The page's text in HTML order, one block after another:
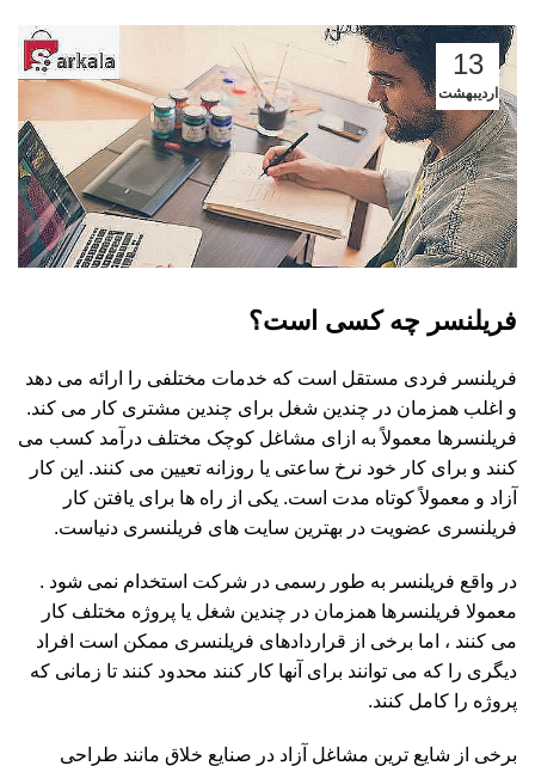
13
اردیبهشت
فریلنسر چه کسی است؟
فریلنسر فردی مستقل است که خدمات مختلفی را ارائه می دهد
و اغلب همزمان در چندین شغل برای چندین مشتری کار می کند.
فریلنسرها معمولاً به ازای مشاغل کوچک مختلف درآمد کسب می
کنند و برای کار خود نرخ ساعتی یا روزانه تعیین می کنند. این کار
آزاد و معمولاً کوتاه مدت است. یکی از راه ها برای یافتن کار
فریلنسری عضویت در بهترین سایت های فریلنسری دنیاست.
در واقع فریلنسر به طور رسمی در شرکت استخدام نمی شود .
معمولا فریلنسرها همزمان در چندین شغل یا پروژه مختلف کار
می کنند ، اما برخی از قراردادهای فریلنسری ممکن است افراد
دیگری را که می توانند برای آنها کار کنند محدود کنند تا زمانی که
پروژه را کامل کنند.
برخی از شایع ترین مشاغل آزاد در صنایع خلاق مانند طراحی